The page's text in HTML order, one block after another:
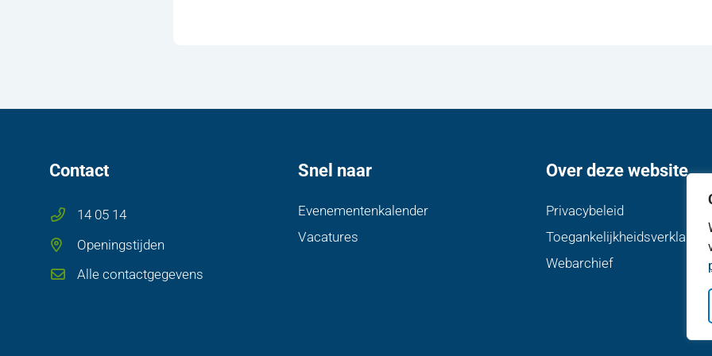
Contact
14 05 14
Openingstijden
Alle contactgegevens
Snel naar
Evenementenkalender
Vacatures
Over deze website
Privacybeleid
Toegankelijkheidsverklaring
Webarchief